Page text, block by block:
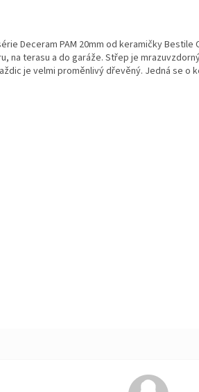
Deceram PAM 20mm od keramičky Bestile
na terasu a do garáže. Střep je
je velmi proměnlivý dřevěný. Jedná se o